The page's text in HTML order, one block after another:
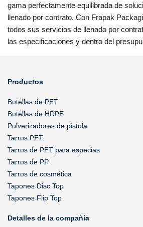
gama perfectamente equilibrada de
llenado por contrato. Con Frapak
todos sus servicios de llenado por
las especificaciones y dentro del
Productos
Botellas de PET
Botellas de HDPE
Pulverizadores de pistola
Tarros PET
Tarros de PET para especias
Tarros de PP
Tarros de cosmética
Tapones Disc Top
Tapones Flip Top
Detalles de la compañía